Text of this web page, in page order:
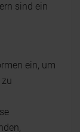
sind ein
ein, um